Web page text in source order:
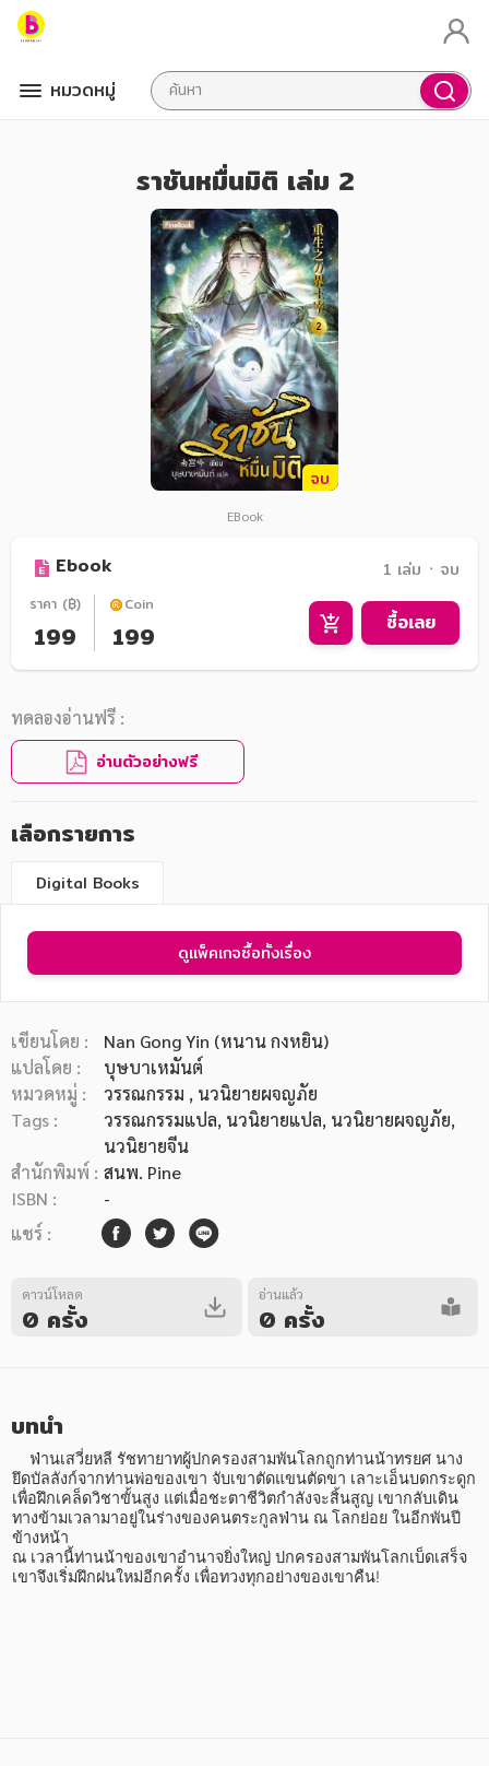
หมวดหมู่
หมวดหมู่หนังสือ
หมวดหมู่ยอดนิยม
หนังสือออกใหม่ หนังสือยอดนิยม หนังสือเช่า
อีบุ๊กอ่านฟรี
หมวดหมู่หนังสือ
อาหาร สุขภาพ การแพทย์
ศิลปะ บันเทิง กีฬา ท่องเที่ยว
สังคม วัฒนธรรม การปกครอง ศาสนาและปรัชญา
ราชันหมื่นมิติ เล่ม 2
จบ
EBook
Ebook 1 เล่ม ᛫ จบ
ราคา (฿)
199
Coin
199 ซื้อเลย
ทดลองอ่านฟรี :
อ่านตัวอย่างฟรี
เลือกรายการ
Digital Books
ดูแพ็คเกจซื้อทั้งเรื่อง
เขียนโดย :
Nan Gong Yin (หนาน กงหยิน)
แปลโดย :
บุษบาเหมันต์
หมวดหมู่ :
วรรณกรรม , นวนิยายผจญภัย
Tags :
วรรณกรรมแปล, นวนิยายแปล, นวนิยายผจญภัย,
นวนิยายจีน
สำนักพิมพ์ : สนพ. Pine
ISBN :
-
แชร์ :
ดาวน์โหลด
0 ครั้ง
อ่านแล้ว
0 ครั้ง
บทนำ
ฟ่านเสวี่ยหลี รัชทายาทผู้ปกครองสามพันโลกถูกท่านน้าทรยศ นาง
ยึดบัลลังก์จากท่านพ่อของเขา จับเขาตัดแขนตัดขา เลาะเอ็นบดกระดูก
เพื่อฝึกเคล็ดวิชาขั้นสูง แต่เมื่อชะตาชีวิตกำลังจะสิ้นสูญ เขากลับเดิน
ทางข้ามเวลามาอยู่ในร่างของคนตระกูลฟ่าน ณ โลกย่อย ในอีกพันปี
ข้างหน้า
ณ เวลานี้ท่านน้าของเขาอำนาจยิ่งใหญ่ ปกครองสามพันโลกเบ็ดเสร็จ
เขาจึงเริ่มฝึกฝนใหม่อีกครั้ง เพื่อทวงทุกอย่างของเขาคืน!